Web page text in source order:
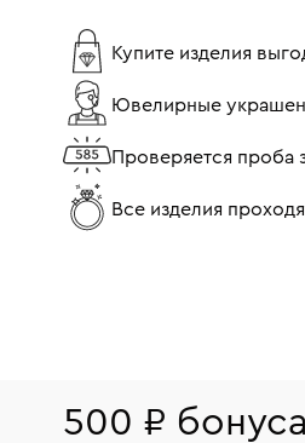
Купите изделия
Ювелирные
Проверяется проба
Все изделия
500 ₽